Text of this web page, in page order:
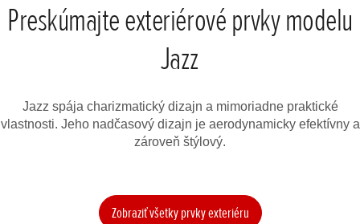
Preskúmajte exteriérové prvky modelu
Jazz
Jazz spája charizmatický dizajn a mimoriadne praktické
vlastnosti. Jeho nadčasový dizajn je aerodynamicky efektívny a
zároveň štýlový.
Zobraziť všetky prvky exteriéru